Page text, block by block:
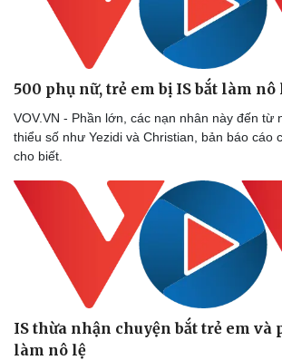
500 phụ nữ, trẻ em bị IS bắt làm
VOV.VN - Phần lớn, các nạn nhân này đến từ
thiểu số như Yezidi và Christian, bản báo cáo
cho biết.
IS thừa nhận chuyện bắt trẻ em và
làm nô lệ